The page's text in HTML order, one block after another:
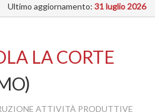
Ultimo aggiornamento: 31 luglio 2026
LA CORTE
ATTIVITÀ PRODUTTIVE